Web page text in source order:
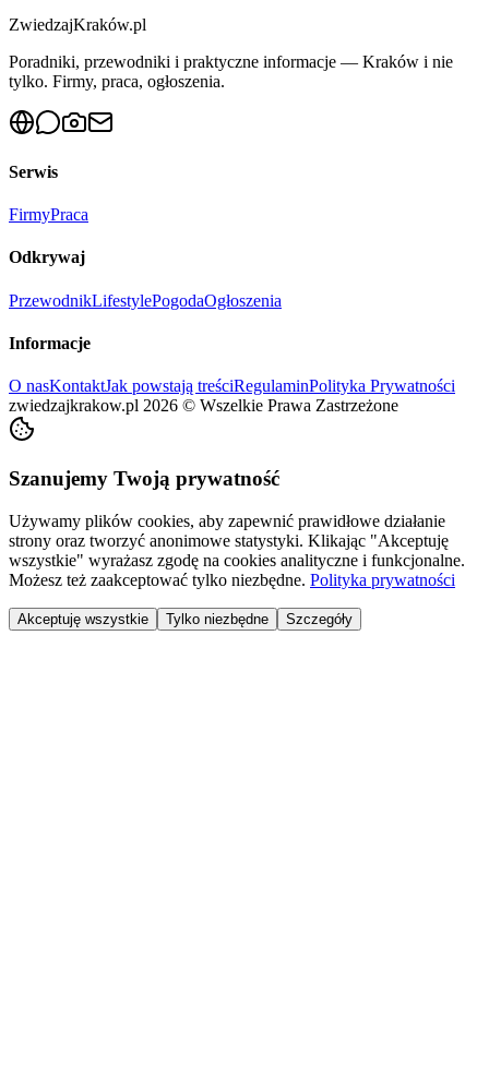
ZwiedzajKraków.pl
Poradniki, przewodniki i praktyczne informacje — Kraków i nie
tylko. Firmy, praca, ogłoszenia.
Serwis
FirmyPraca
Odkrywaj
PrzewodnikLifestylePogodaOgłoszenia
Informacje
O nasKontaktJak powstają treściRegulaminPolityka Prywatności
zwiedzajkrakow.pl 2026 © Wszelkie Prawa Zastrzeżone
Szanujemy Twoją prywatność
Używamy plików cookies, aby zapewnić prawidłowe działanie
strony oraz tworzyć anonimowe statystyki. Klikając "Akceptuję
wszystkie" wyrażasz zgodę na cookies analityczne i funkcjonalne.
Możesz też zaakceptować tylko niezbędne. Polityka prywatności
Akceptuję wszystkie Tylko niezbędne Szczegóły